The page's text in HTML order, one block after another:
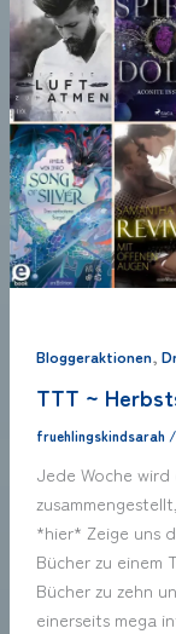
Bloggeraktionen,
TTT ~
fruehlingskindsarah /
Jede Woche
*hier* Zeige uns
Bücher zu einem
Bücher zu zehn
einerseits mega